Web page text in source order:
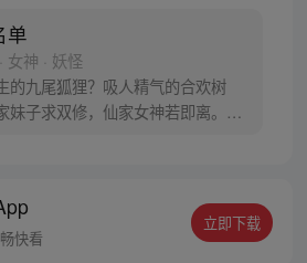
单
女神 · 妖怪
的九尾狐狸？吸人精气的合欢树
妹子求双修，仙家女神若即离。游
，595274283，713425461，
。欢迎进群讨论~
快看
立即下载